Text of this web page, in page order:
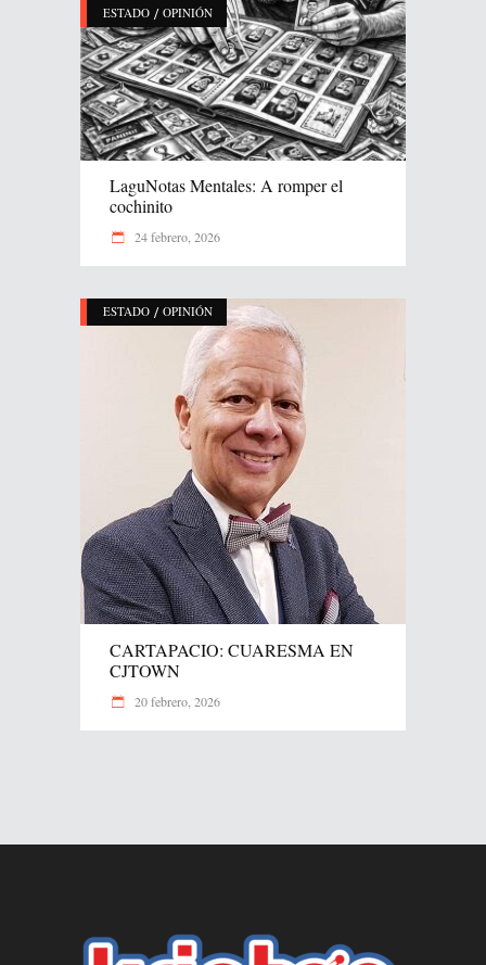
ESTADO / OPINIÓN
LaguNotas Mentales: A romper el
cochinito
24 febrero, 2026
ESTADO / OPINIÓN
CARTAPACIO: CUARESMA EN
CJTOWN
20 febrero, 2026